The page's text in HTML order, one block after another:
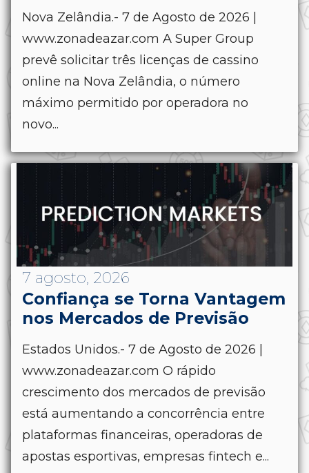
Nova Zelândia.- 7 de Agosto de 2026 |
www.zonadeazar.com A Super Group
prevê solicitar três licenças de cassino
online na Nova Zelândia, o número
máximo permitido por operadora no
novo...
7 agosto, 2026
Confiança se Torna Vantagem
nos Mercados de Previsão
Estados Unidos.- 7 de Agosto de 2026 |
www.zonadeazar.com O rápido
crescimento dos mercados de previsão
está aumentando a concorrência entre
plataformas financeiras, operadoras de
apostas esportivas, empresas fintech e...